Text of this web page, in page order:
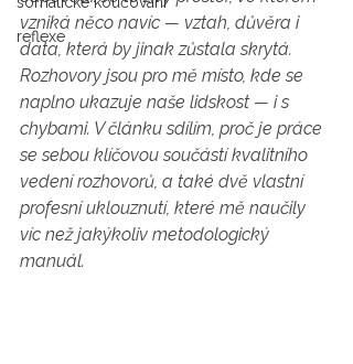
reflexe
vzniká něco navíc — vztah, důvěra i
data, která by jinak zůstala skrytá.
Rozhovory jsou pro mě místo, kde se
naplno ukazuje naše lidskost — i s
chybami. V článku sdílím, proč je práce
se sebou klíčovou součástí kvalitního
vedení rozhovorů, a také dvě vlastní
profesní uklouznutí, které mě naučily
víc než jakýkoliv metodologický
manuál.